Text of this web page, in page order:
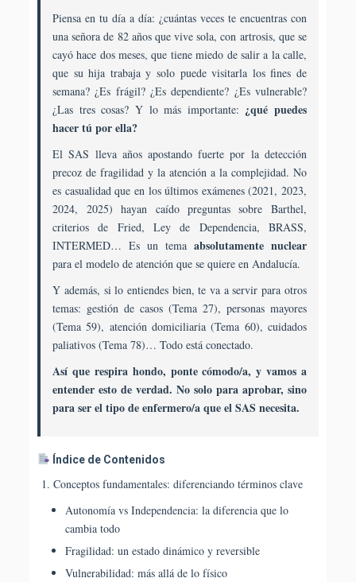
Los
Cuidados
En
Pacientes
Frágiles.
Atención
Integral
Personas
Con
Discapacidad
En
Andalucía.
Piensa en tu día a día: ¿cuántas veces te encuentras con
una señora de 82 años que vive sola, con artrosis, que se
cayó hace dos meses, que tiene miedo de salir a la calle,
que su hija trabaja y solo puede visitarla los fines de
semana? ¿Es frágil? ¿Es dependiente? ¿Es vulnerable?
¿Las tres cosas? Y lo más importante: ¿qué puedes
hacer tú por ella?
El SAS lleva años apostando fuerte por la detección
precoz de fragilidad y la atención a la complejidad. No
es casualidad que en los últimos exámenes (2021, 2023,
2024, 2025) hayan caído preguntas sobre Barthel,
criterios de Fried, Ley de Dependencia, BRASS,
INTERMED… Es un tema absolutamente nuclear
para el modelo de atención que se quiere en Andalucía.
Y además, si lo entiendes bien, te va a servir para otros
temas: gestión de casos (Tema 27), personas mayores
(Tema 59), atención domiciliaria (Tema 60), cuidados
paliativos (Tema 78)… Todo está conectado.
Así que respira hondo, ponte cómodo/a, y vamos a
entender esto de verdad. No solo para aprobar, sino
para ser el tipo de enfermero/a que el SAS necesita.
Índice de Contenidos
Conceptos fundamentales: diferenciando términos clave
Autonomía vs Independencia: la diferencia que lo
cambia todo
Fragilidad: un estado dinámico y reversible
Vulnerabilidad: más allá de lo físico